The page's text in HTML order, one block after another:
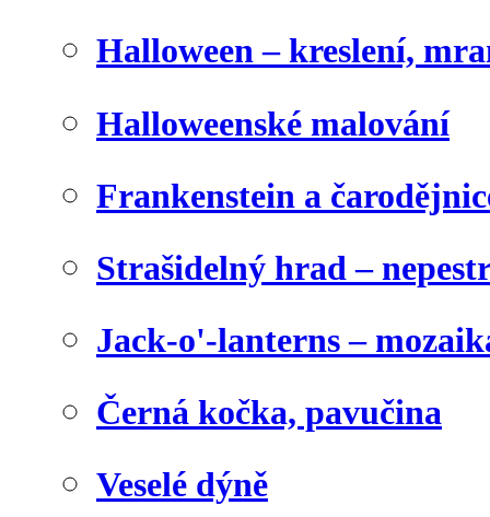
Halloween – kreslení,
Halloweenské malování
Frankenstein a
Strašidelný hrad –
Jack-o'-lanterns –
Černá kočka, pavučina
Veselé dýně